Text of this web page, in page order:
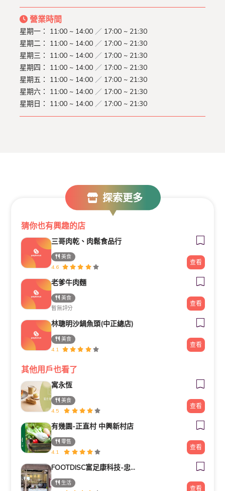
營業時間
星期一： 11:00 ~ 14:00 ／ 17:00 ~ 21:30
星期二： 11:00 ~ 14:00 ／ 17:00 ~ 21:30
星期三： 11:00 ~ 14:00 ／ 17:00 ~ 21:30
星期四： 11:00 ~ 14:00 ／ 17:00 ~ 21:30
星期五： 11:00 ~ 14:00 ／ 17:00 ~ 21:30
星期六： 11:00 ~ 14:00 ／ 17:00 ~ 21:30
星期日： 11:00 ~ 14:00 ／ 17:00 ~ 21:30
探索更多
猜你也有興趣的店
三哥肉乾、肉鬆食品行
美食
4.6
查看
老爹牛肉麵
美食
暫無評分
查看
林聰明沙鍋魚頭(中正總店)
美食
4.1
查看
其他用戶也看了
寓永恆
美食
4.5
查看
有幾園-正直村 中興新村店
零售
4.1
查看
FOOTDISC富足康科技-忠孝直營門市
生活
查看